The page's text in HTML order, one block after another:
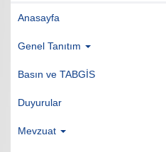
Anasayfa
Genel Tanıtım
Basın ve TABGİS
Duyurular
Mevzuat